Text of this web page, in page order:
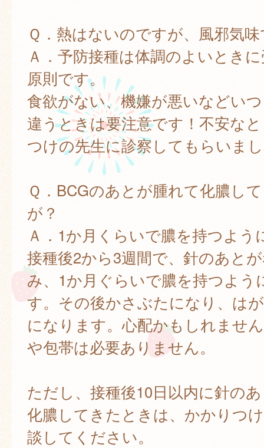
Ｑ．熱はないのですが、風邪気
Ａ．予防接種は体調のよいとき
原則です。
食欲がない、機嫌が悪いなどい
違うときは要注意です！不安な
つけの先生に診察してもらいま
Ｑ．BCGのあとが腫れて化膿し
が？
Ａ．1か月くらいで膿を持つよう
接種後2から3週間で、針のあと
み、1か月ぐらいで膿を持つよう
す。その後かさぶたになり、は
になります。心配かもしれませ
や包帯は必要ありません。
ただし、接種後10日以内に針の
化膿してきたときは、かかりつ
談してください。